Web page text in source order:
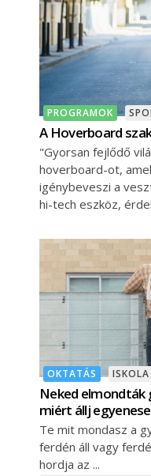
PROGRAMOK
A Hoverboard
"Gyorsan fejlődő
hoverboard-ot,
igénybeveszi a
hi-tech eszköz,
OKTATÁS ISKOLA
Neked elmondták
miért állj
Te mit mondasz a
ferdén áll vagy
hordja az